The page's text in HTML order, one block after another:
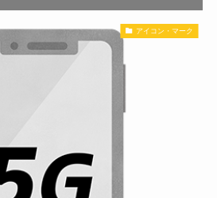
アイコン・マーク